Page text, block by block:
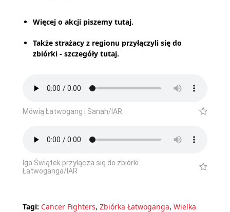
Więcej o akcji piszemy tutaj.
Także strażacy z regionu przyłączyli się do
zbiórki - szczegóły tutaj.
Mówią Łatwogang i Sanah/IAR
Iga Świątek przyłącza się do zbiórki
Łatwoganga/IAR
Tagi: Cancer Fighters, Zbiórka Łatwoganga, Wielka